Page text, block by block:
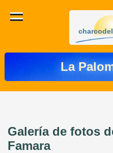
La
Galería de fotos
Famara